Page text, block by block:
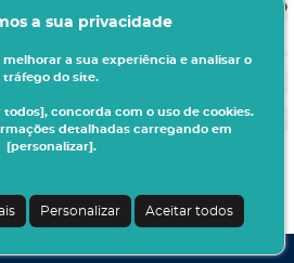
INSTITUIÇÃO/CURSO SEM
SUPERIORES COM CREDITAÇÕES
SUPERIORES SEM CREDITAÇÕES
a sua privacidade
a sua experiência e analisar o
tráfego do site.
concorda com o uso de cookies.
detalhadas carregando em
[personalizar].
Personalizar Aceitar todos